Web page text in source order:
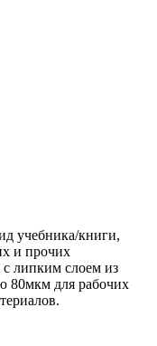
учебника/книги,
и прочих
липким слоем из
80мкм для рабочих